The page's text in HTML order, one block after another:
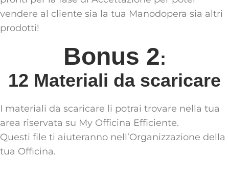
vendere al cliente sia la tua Manodopera sia altri
prodotti!
Bonus 2:
12 Materiali da scaricare
I materiali da scaricare li potrai trovare nella tua
area riservata su My Officina Efficiente.
Questi file ti aiuteranno nell’Organizzazione della
tua Officina.